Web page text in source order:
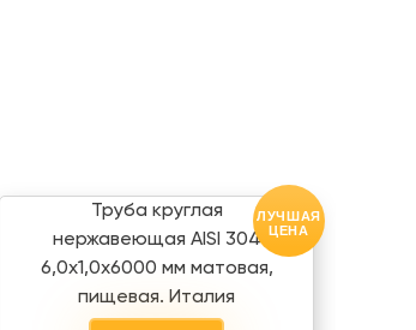
Труба круглая
нержавеющая AISI 304
6,0х1,0х6000 мм матовая,
пищевая. Италия
ЛУЧШАЯ
ЦЕНА